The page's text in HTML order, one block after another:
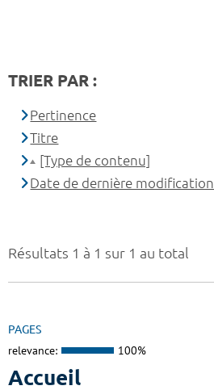
Résultats 1 à 1 sur 1 au total
PAGES
relevance: 100%
Accueil
TRIER PAR :
Pertinence
Titre
[Type de contenu]
Date de dernière modification